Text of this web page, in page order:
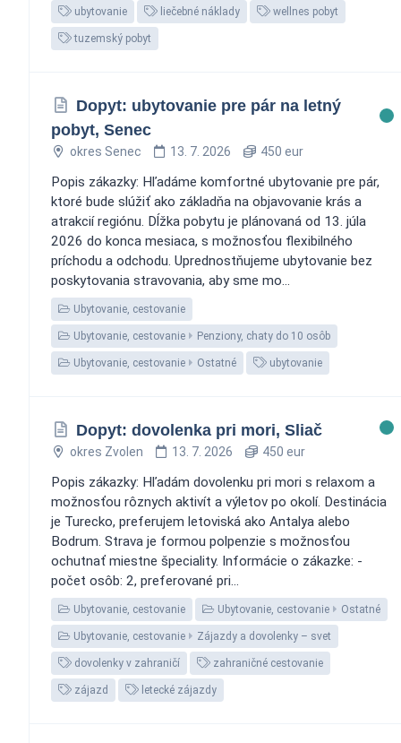
ubytovanie liečebné náklady wellnes pobyt
tuzemský pobyt
Dopyt: ubytovanie pre pár na letný
pobyt, Senec
okres Senec 13. 7. 2026 450 eur
Popis zákazky: Hľadáme komfortné ubytovanie pre pár,
ktoré bude slúžiť ako základňa na objavovanie krás a
atrakcií regiónu. Dĺžka pobytu je plánovaná od 13. júla
2026 do konca mesiaca, s možnosťou flexibilného
príchodu a odchodu. Uprednostňujeme ubytovanie bez
poskytovania stravovania, aby sme mo...
Ubytovanie, cestovanie
Ubytovanie, cestovanie Penziony, chaty do 10 osôb
Ubytovanie, cestovanie Ostatné ubytovanie
Dopyt: dovolenka pri mori, Sliač
okres Zvolen 13. 7. 2026 450 eur
Popis zákazky: Hľadám dovolenku pri mori s relaxom a
možnosťou rôznych aktivít a výletov po okolí. Destinácia
je Turecko, preferujem letoviská ako Antalya alebo
Bodrum. Strava je formou polpenzie s možnosťou
ochutnať miestne špeciality. Informácie o zákazke: -
počet osôb: 2, preferované pri...
Ubytovanie, cestovanie Ubytovanie, cestovanie Ostatné
Ubytovanie, cestovanie Zájazdy a dovolenky – svet
dovolenky v zahraničí zahraničné cestovanie
zájazd letecké zájazdy